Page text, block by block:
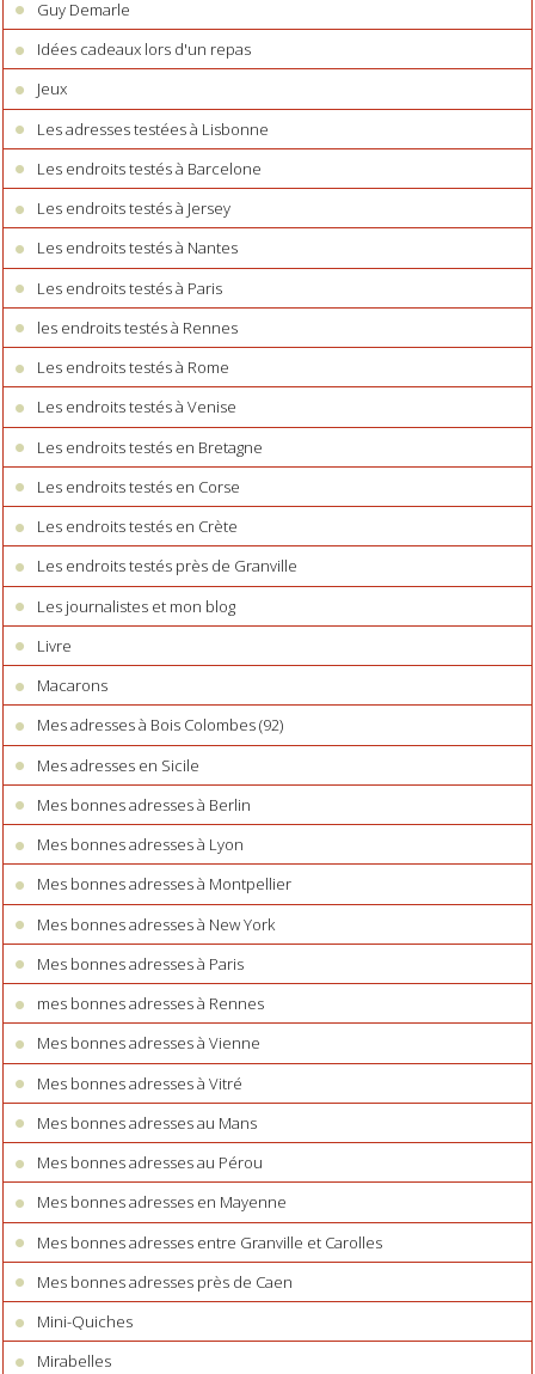
Guy Demarle
Idées cadeaux lors d'un repas
Jeux
Les adresses testées à Lisbonne
Les endroits testés à Barcelone
Les endroits testés à Jersey
Les endroits testés à Nantes
Les endroits testés à Paris
les endroits testés à Rennes
Les endroits testés à Rome
Les endroits testés à Venise
Les endroits testés en Bretagne
Les endroits testés en Corse
Les endroits testés en Crète
Les endroits testés près de Granville
Les journalistes et mon blog
Livre
Macarons
Mes adresses à Bois Colombes (92)
Mes adresses en Sicile
Mes bonnes adresses à Berlin
Mes bonnes adresses à Lyon
Mes bonnes adresses à Montpellier
Mes bonnes adresses à New York
Mes bonnes adresses à Paris
mes bonnes adresses à Rennes
Mes bonnes adresses à Vienne
Mes bonnes adresses à Vitré
Mes bonnes adresses au Mans
Mes bonnes adresses au Pérou
Mes bonnes adresses en Mayenne
Mes bonnes adresses entre Granville et Carolles
Mes bonnes adresses près de Caen
Mini-Quiches
Mirabelles